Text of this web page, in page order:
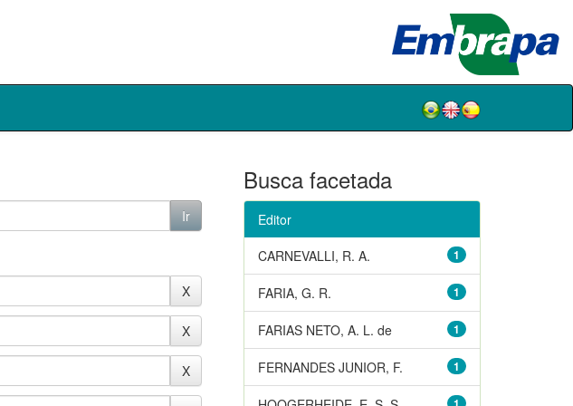
Busca facetada
Editor
1
CARNEVALLI, R. A.
1
FARIA, G. R.
1
FARIAS NETO, A. L. de
1
FERNANDES JUNIOR, F.